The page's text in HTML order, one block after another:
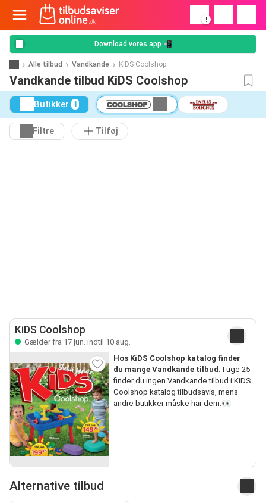
!
Download vores app 📲
Alle tilbud Vandkande KiDS Coolshop
Vandkande tilbud KiDS Coolshop
Butikker 1
Filtre Tilføj
KiDS Coolshop
Gælder fra 17 jun. indtil 10 aug.
Hos KiDS Coolshop katalog finder
du mange Vandkande tilbud. I uge 25
finder du ingen Vandkande tilbud i KiDS
Coolshop katalog tilbudsavis, mens
andre butikker måske har dem.👀
Alternative tilbud